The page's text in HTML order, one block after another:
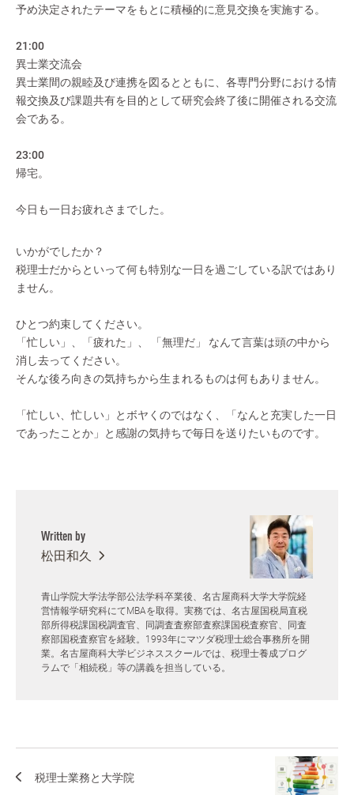
予め決定されたテーマをもとに積極的に意見交換を実施する。
21:00
異士業交流会
異士業間の親睦及び連携を図るとともに、各専門分野における情
報交換及び課題共有を目的として研究会終了後に開催される交流
会である。
23:00
帰宅。
今日も一日お疲れさまでした。
いかがでしたか？
税理士だからといって何も特別な一日を過ごしている訳ではあり
ません。
ひとつ約束してください。
「忙しい」、「疲れた」、 「無理だ」 なんて言葉は頭の中から
消し去ってください。
そんな後ろ向きの気持ちから生まれるものは何もありません。
「忙しい、忙しい」とボヤくのではなく、「なんと充実した一日
であったことか」と感謝の気持ちで毎日を送りたいものです。
Written by
松田和久
青山学院大学法学部公法学科卒業後、名古屋商科大学大学院経
営情報学研究科にてMBAを取得。実務では、名古屋国税局直税
部所得税課国税調査官、同調査査察部査察課国税査察官、同査
察部国税査察官を経験。1993年にマツダ税理士総合事務所を開
業。名古屋商科大学ビジネススクールでは、税理士養成プログ
ラムで「相続税」等の講義を担当している。
税理士業務と大学院